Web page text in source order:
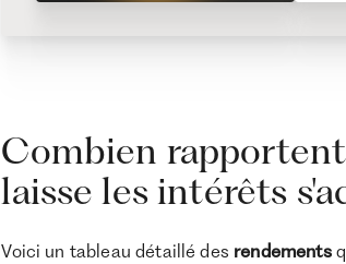
Combien
laisse les intérêts
Voici un tableau détaillé des rendements